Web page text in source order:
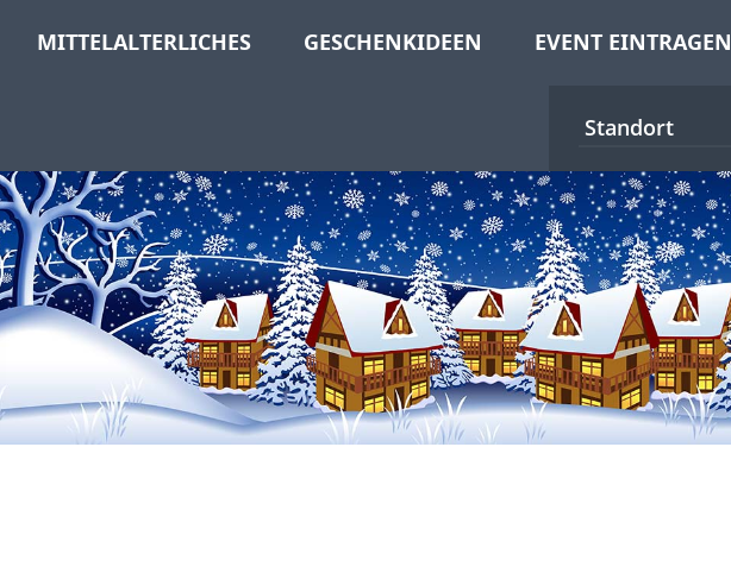
MITTELALTERLICHES GESCHENKIDEEN EVENT EINTRAGEN
Standort